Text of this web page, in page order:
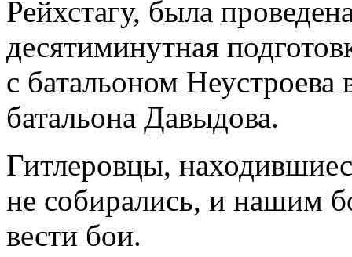
Рейхстагу, была
десятиминутная
с батальоном
батальона Давыдова.
Гитлеровцы,
не собирались, и нашим
вести бои.